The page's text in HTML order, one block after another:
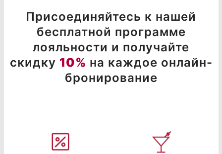
Присоединяйтесь к нашей
бесплатной программе
лояльности и получайте
скидку 10% на каждое онлайн-
бронирование